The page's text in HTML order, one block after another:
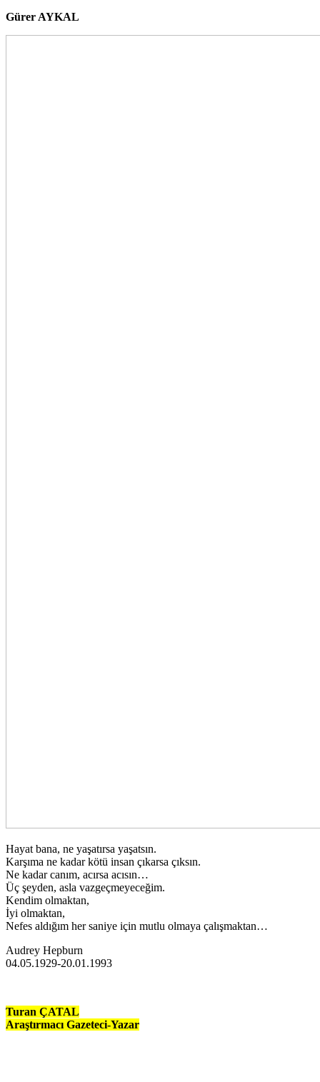
Gürer AYKAL
Hayat bana, ne yaşatırsa yaşatsın.
Karşıma ne kadar kötü insan çıkarsa çıksın.
Ne kadar canım, acırsa acısın…
Üç şeyden, asla vazgeçmeyeceğim.
Kendim olmaktan,
İyi olmaktan,
Nefes aldığım her saniye için mutlu olmaya çalışmaktan…
Audrey Hepburn
04.05.1929-20.01.1993
Turan ÇATAL
Araştırmacı Gazeteci-Yazar